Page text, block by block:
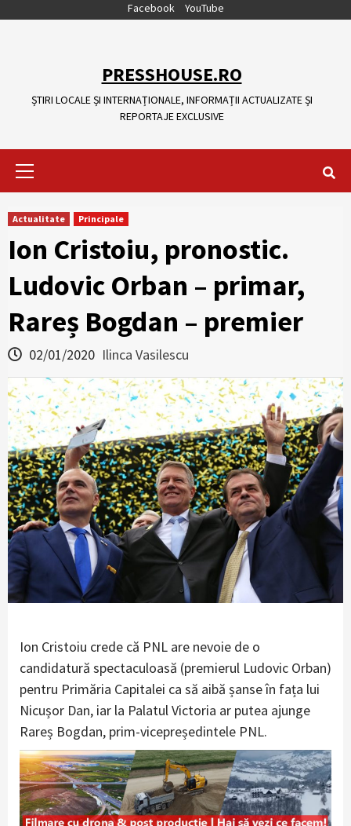
Facebook YouTube
PRESSHOUSE.RO
ȘTIRI LOCALE ȘI INTERNAȚIONALE, INFORMAȚII ACTUALIZATE ȘI
REPORTAJE EXCLUSIVE
Actualitate Principale
Ion Cristoiu, pronostic.
Ludovic Orban – primar,
Rareș Bogdan – premier
02/01/2020 Ilinca Vasilescu
Ion Cristoiu crede că PNL are nevoie de o
candidatură spectaculoasă (premierul Ludovic Orban)
pentru Primăria Capitalei ca să aibă șanse în fața lui
Nicușor Dan, iar la Palatul Victoria ar putea ajunge
Rareș Bogdan, prim-vicepreședintele PNL.